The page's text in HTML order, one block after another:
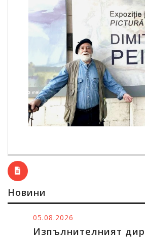
Новини
05.08.2026
Изпълнителният